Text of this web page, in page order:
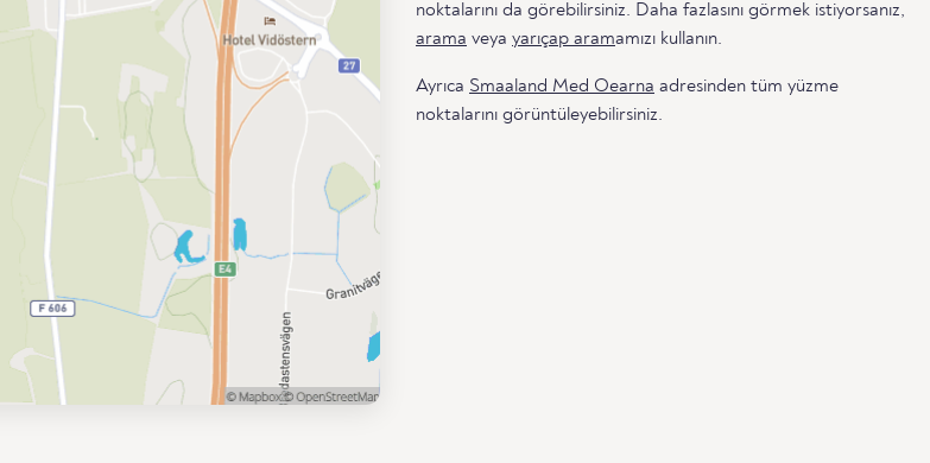
noktalarını da görebilirsiniz. Daha fazlasını görmek istiyorsanız,
arama veya yarıçap aramamızı kullanın.
Ayrıca Smaaland Med Oearna adresinden tüm yüzme
noktalarını görüntüleyebilirsiniz.